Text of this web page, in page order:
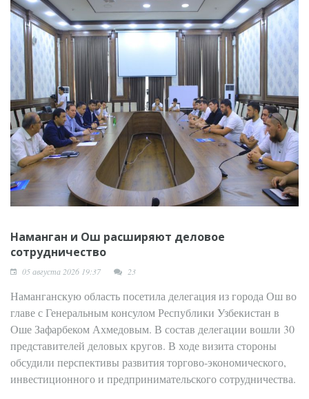
Наманган и Ош расширяют деловое
сотрудничество
05 августа 2026 19:37 23
Наманганскую область посетила делегация из города Ош во
главе с Генеральным консулом Республики Узбекистан в
Оше Зафарбеком Ахмедовым. В состав делегации вошли 30
представителей деловых кругов. В ходе визита стороны
обсудили перспективы развития торгово-экономического,
инвестиционного и предпринимательского сотрудничества.